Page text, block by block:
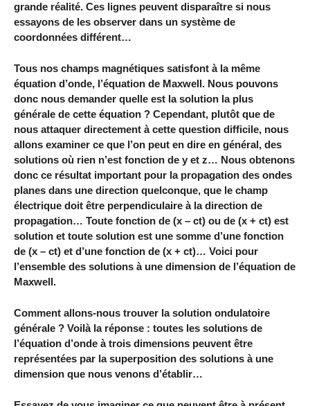
grande réalité. Ces lignes peuvent disparaître si nous
essayons de les observer dans un système de
coordonnées différent…
Tous nos champs magnétiques satisfont à la même
équation d’onde, l’équation de Maxwell. Nous pouvons
donc nous demander quelle est la solution la plus
générale de cette équation ? Cependant, plutôt que de
nous attaquer directement à cette question difficile, nous
allons examiner ce que l’on peut en dire en général, des
solutions où rien n’est fonction de y et z… Nous obtenons
donc ce résultat important pour la propagation des ondes
planes dans une direction quelconque, que le champ
électrique doit être perpendiculaire à la direction de
propagation… Toute fonction de (x – ct) ou de (x + ct) est
solution et toute solution est une somme d’une fonction
de (x – ct) et d’une fonction de (x + ct)… Voici pour
l’ensemble des solutions à une dimension de l’équation de
Maxwell.
Comment allons-nous trouver la solution ondulatoire
générale ? Voilà la réponse : toutes les solutions de
l’équation d’onde à trois dimensions peuvent être
représentées par la superposition des solutions à une
dimension que nous venons d’établir…